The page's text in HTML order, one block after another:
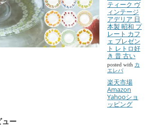
ティーク ヴ
ィンテージ
アデリア 日
本製 昭和 プ
レート カフ
ェ プレゼン
ト レトロ好
き 昔 古い
posted with カ
エレバ
楽天市場
Amazon
Yahooショ
ッピング
ュー